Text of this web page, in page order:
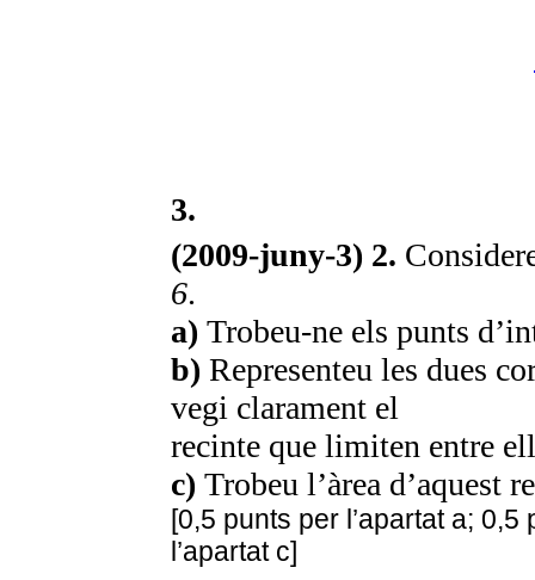
3.
(2009-juny-3) 2.
6.
a) Trobeu-ne els punts
b) Representeu les dues
vegi clarament el
recinte que limiten entre
c) Trobeu l’àrea d’aquest
[0,5 punts per l’apartat a;
l’apartat c]